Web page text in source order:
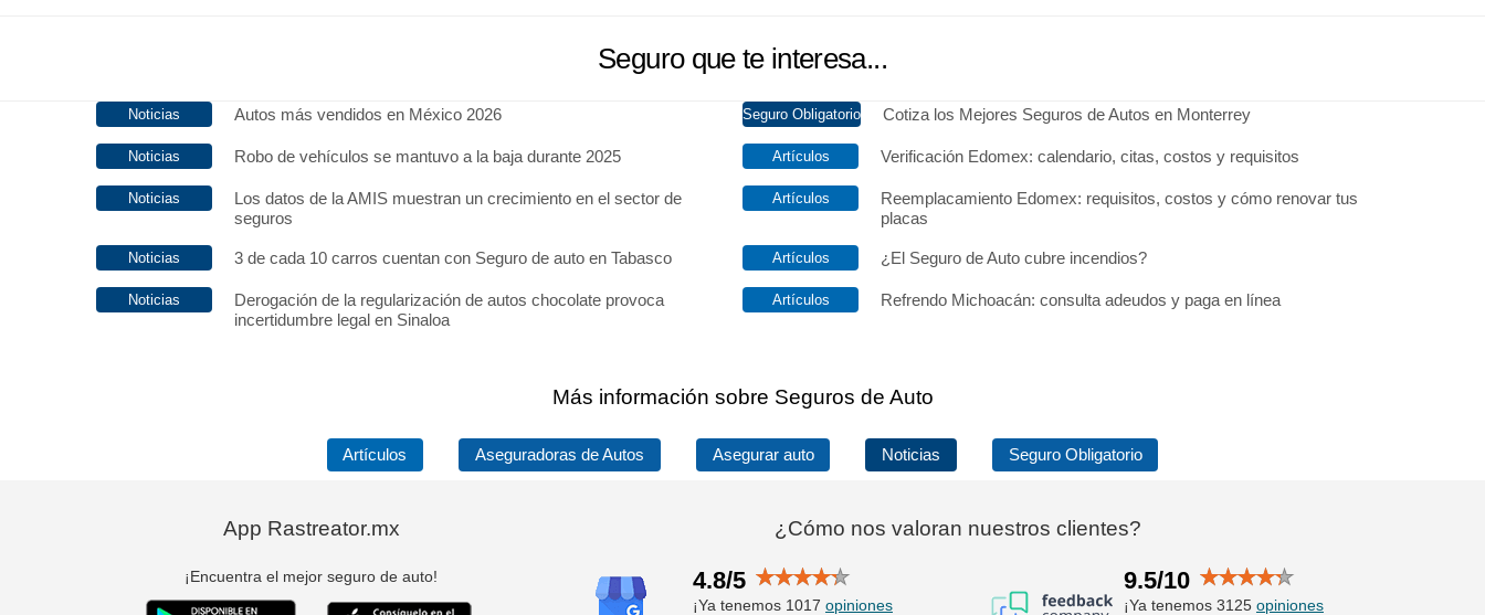
Seguro que te interesa...
Autos más vendidos en México 2026
Robo de vehículos se mantuvo a la baja durante 2025
Los datos de la AMIS muestran un crecimiento en el sector de
seguros
3 de cada 10 carros cuentan con Seguro de auto en Tabasco
Derogación de la regularización de autos chocolate provoca
incertidumbre legal en Sinaloa
Cotiza los Mejores Seguros de Autos en Monterrey
Verificación Edomex: calendario, citas, costos y requisitos
Reemplacamiento Edomex: requisitos, costos y cómo renovar tus
placas
¿El Seguro de Auto cubre incendios?
Refrendo Michoacán: consulta adeudos y paga en línea
Más información sobre Seguros de Auto
Artículos Aseguradoras de Autos Asegurar auto Noticias Seguro Obligatorio
App Rastreator.mx
¡Encuentra el mejor seguro de auto!
¿Cómo nos valoran nuestros clientes?
4.8/5
¡Ya tenemos 1017 opiniones
9.5/10
¡Ya tenemos 3125 opiniones